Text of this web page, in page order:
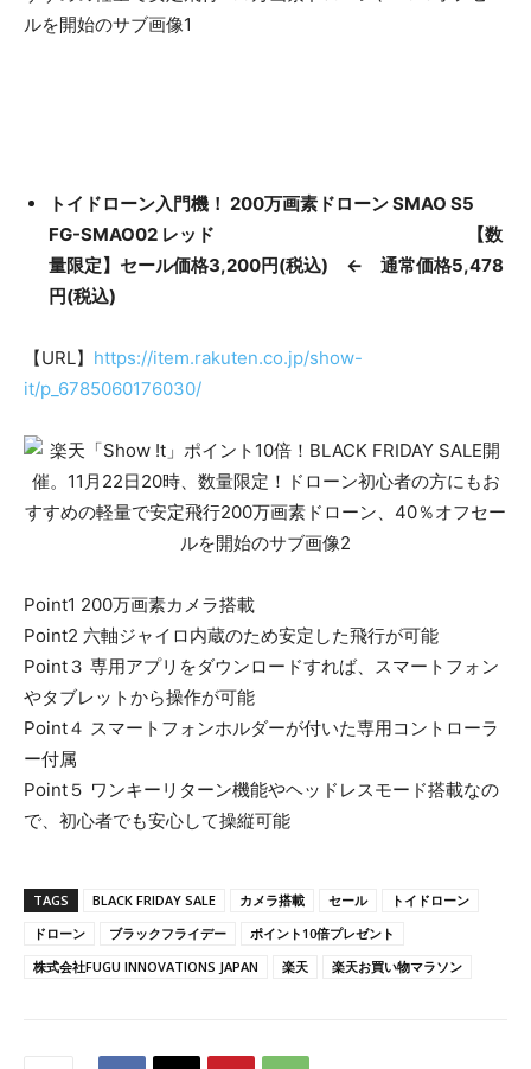
トイドローン入門機！ 200万画素ドローン SMAO S5
FG-SMAO02 レッド 【数
量限定】セール価格3,200円(税込) ← 通常価格5,478
円(税込)
【URL】 https://item.rakuten.co.jp/show-
it/p_6785060176030/
Point1 200万画素カメラ搭載
Point2 六軸ジャイロ内蔵のため安定した飛行が可能
Point３ 専用アプリをダウンロードすれば、スマートフォン
やタブレットから操作が可能
Point４ スマートフォンホルダーが付いた専用コントローラ
ー付属
Point５ ワンキーリターン機能やヘッドレスモード搭載なの
で、初心者でも安心して操縦可能
TAGS BLACK FRIDAY SALE カメラ搭載 セール
トイドローン
ドローン
ブラックフライデー
ポイント10倍プレゼント
株式会社FUGU INNOVATIONS JAPAN
楽天 楽天お買い物マラソン